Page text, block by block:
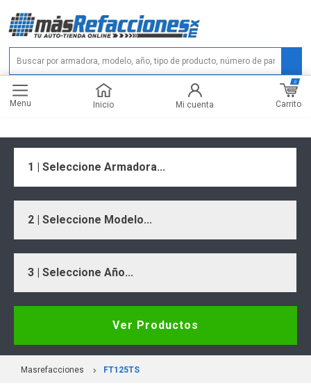
Menu Inicio Mi cuenta Carrito
0
1 | Seleccione Armadora...
2 | Seleccione Modelo...
3 | Seleccione Año...
Ver Productos
Masrefacciones FT125TS